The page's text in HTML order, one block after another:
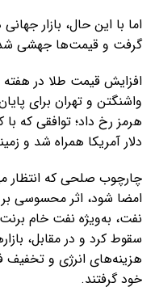
اما با این حال، بازار
گرفت و قیمت‌ها جهشی
افزایش قیمت طلا در هفته
واشنگتن و تهران برای
هرمز رخ داد؛ توافقی که
دلار آمریکا همراه شد و
چارچوب صلحی که انتظار
امضا شود، اثر محسوسی بر
نفت، به‌ویژه نفت خام
سقوط کرد و در مقابل،
هزینه‌های انرژی و
خود گرفتند.